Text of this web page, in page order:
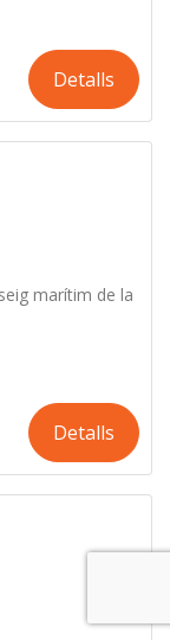
Detalls
marítim de la
Detalls